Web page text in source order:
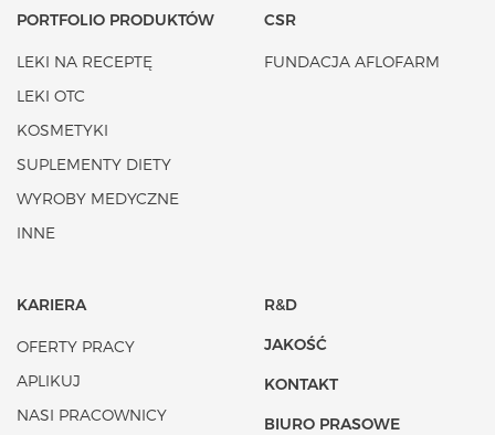
PORTFOLIO PRODUKTÓW
LEKI NA RECEPTĘ
LEKI OTC
KOSMETYKI
SUPLEMENTY DIETY
WYROBY MEDYCZNE
INNE
CSR
FUNDACJA AFLOFARM
KARIERA
OFERTY PRACY
APLIKUJ
NASI PRACOWNICY
R&D
JAKOŚĆ
KONTAKT
BIURO PRASOWE